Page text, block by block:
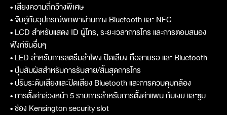
• เสียงความถี่กว้างพิเศษ
• จับคู่กับอุปกรณ์พกพาผ่านทาง Bluetooth และ NFC
• LCD สำหรับแสดง ID ผู้โทร, ระยะเวลาการโทร และการตอบสนอง
ฟังก์ชันอื่นๆ
• LED สำหรับการสตรีมลำโพง ปิดเสียง ถือสายรอ และ Bluetooth
• ปุ่มสัมผัสสำหรับการรับสาย/สิ้นสุดการโทร
• ปรับระดับเสียงและปิดเสียง Bluetooth และการควบคุมกล้อง
• การตั้งค่าล่วงหน้า 5 รายการสำหรับการตั้งค่าแพน ก้มเงย และซูม
• ช่อง Kensington security slot